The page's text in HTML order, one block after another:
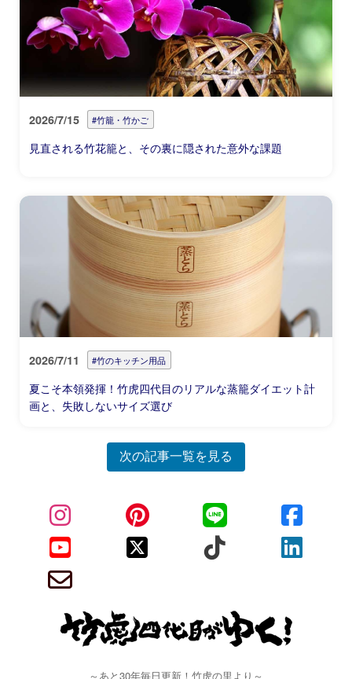
2026/7/15 #竹籠・竹かご
見直される竹花籠と、その裏に隠された意外な課題
2026/7/11 #竹のキッチン用品
夏こそ本領発揮！竹虎四代目のリアルな蒸籠ダイエット計
画と、失敗しないサイズ選び
次の記事一覧を見る
～あと30年毎日更新！竹虎の里より～